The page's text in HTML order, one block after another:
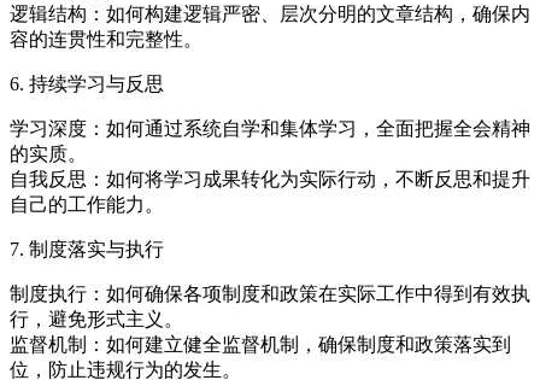
逻辑结构：如何构建逻辑严密、层次分明的文章结构，确保内
容的连贯性和完整性。
6. 持续学习与反思
学习深度：如何通过系统自学和集体学习，全面把握全会精神
的实质。
自我反思：如何将学习成果转化为实际行动，不断反思和提升
自己的工作能力。
7. 制度落实与执行
制度执行：如何确保各项制度和政策在实际工作中得到有效执
行，避免形式主义。
监督机制：如何建立健全监督机制，确保制度和政策落实到
位，防止违规行为的发生。